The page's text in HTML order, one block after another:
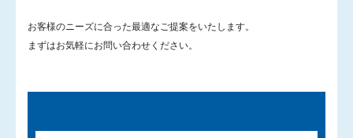
お客様のニーズに合った最適なご提案をいたします。
まずはお気軽にお問い合わせください。